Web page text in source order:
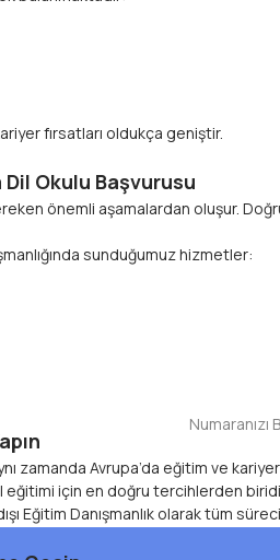
fırsatları oldukça geniştir.
Dil Okulu Başvurusu
önemli aşamalardan oluşur.
sunduğumuz hizmetler:
Avrupa’da eğitim ve
eğitimi için en doğru tercihlerden
Eğitim Danışmanlık olarak tüm